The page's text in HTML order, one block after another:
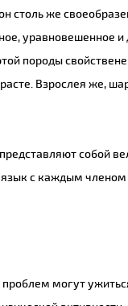
столь же
уравновешенное
породы
Взрослея же,
собой
с каждым членом
могут